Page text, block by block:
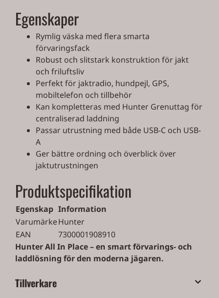
Egenskaper
Rymlig väska med flera smarta
förvaringsfack
Robust och slitstark konstruktion för jakt
och friluftsliv
Perfekt för jaktradio, hundpejl, GPS,
mobiltelefon och tillbehör
Kan kompletteras med Hunter Grenuttag för
centraliserad laddning
Passar utrustning med både USB-C och USB-
A
Ger bättre ordning och överblick över
jaktutrustningen
Produktspecifikation
Egenskap Information
VarumärkeHunter
EAN
7300001908910
Hunter All In Place – en smart förvarings- och
laddlösning för den moderna jägaren.
Tillverkare